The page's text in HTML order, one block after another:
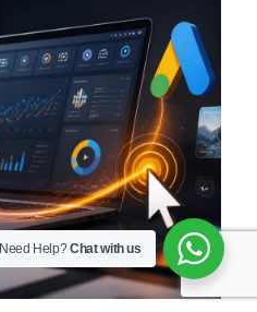
Need Help?Chat with us